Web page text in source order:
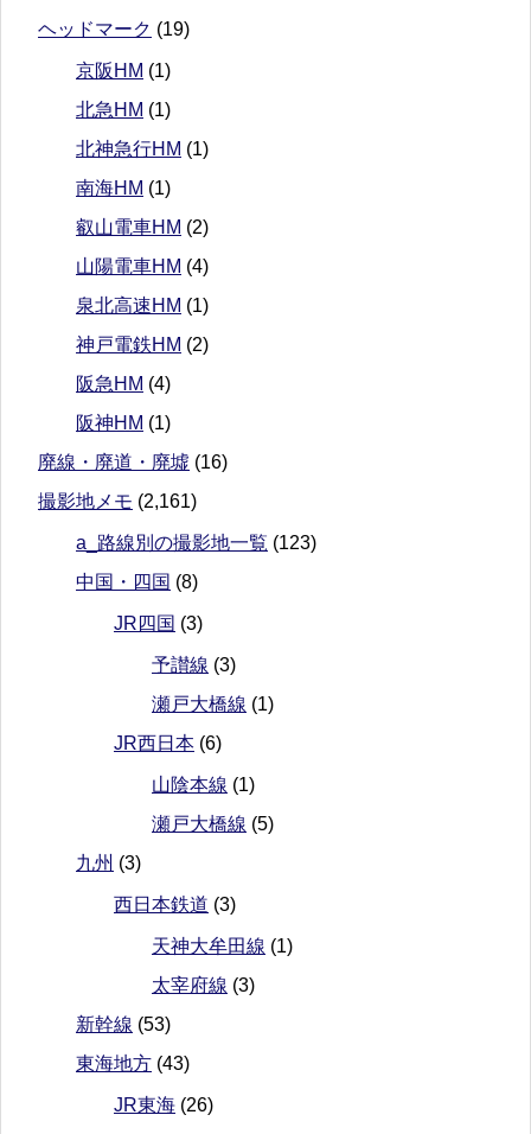
ヘッドマーク (19)
京阪HM (1)
北急HM (1)
北神急行HM (1)
南海HM (1)
叡山電車HM (2)
山陽電車HM (4)
泉北高速HM (1)
神戸電鉄HM (2)
阪急HM (4)
阪神HM (1)
廃線・廃道・廃墟 (16)
撮影地メモ (2,161)
a_路線別の撮影地一覧 (123)
中国・四国 (8)
JR四国 (3)
予讃線 (3)
瀬戸大橋線 (1)
JR西日本 (6)
山陰本線 (1)
瀬戸大橋線 (5)
九州 (3)
西日本鉄道 (3)
天神大牟田線 (1)
太宰府線 (3)
新幹線 (53)
東海地方 (43)
JR東海 (26)